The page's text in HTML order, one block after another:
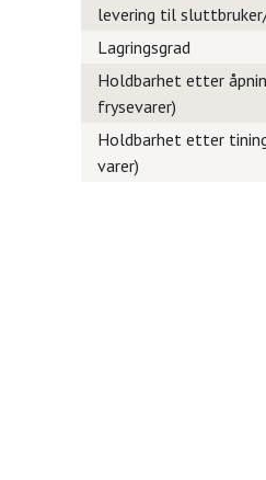
levering til
Lagringsgrad
Holdbarhet etter
frysevarer)
Holdbarhet etter
varer)